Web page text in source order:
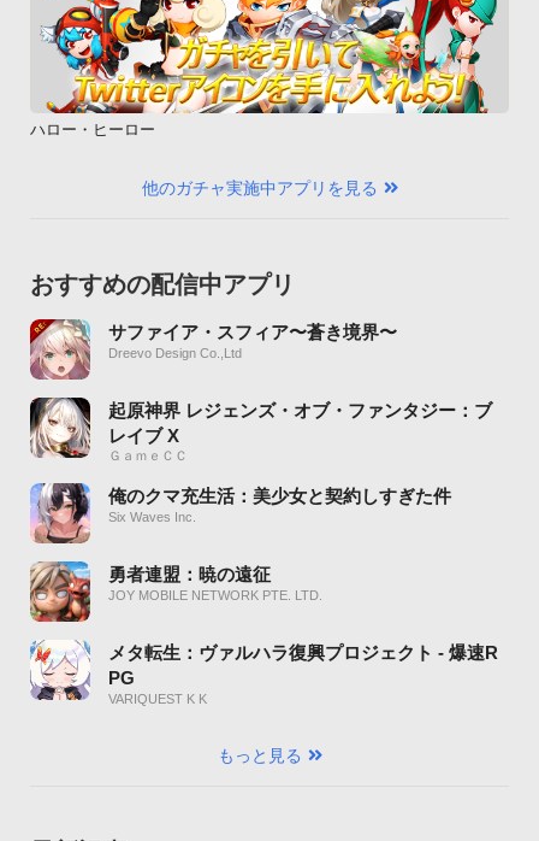
ハロー・ヒーロー
他のガチャ実施中アプリを見る
おすすめの配信中アプリ
サファイア・スフィア〜蒼き境界〜
Dreevo Design Co.,Ltd
起原神界 レジェンズ・オブ・ファンタジー：ブ
レイブ X
ＧａｍｅＣＣ
俺のクマ充生活：美少女と契約しすぎた件
Six Waves Inc.
勇者連盟：暁の遠征
JOY MOBILE NETWORK PTE. LTD.
メタ転生：ヴァルハラ復興プロジェクト - 爆速R
PG
VARIQUEST K K
もっと見る